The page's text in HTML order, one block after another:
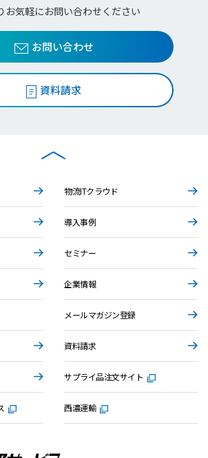
お気軽にお問い合わせください
お問い合わせ
資料請求
物流ITクラウド
導入事例
セミナー
企業情報
メールマガジン登録
資料請求
サプライ品注文サイト
西濃運輸